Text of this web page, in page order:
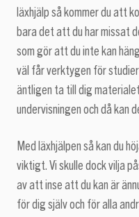
läxhjälp så kommer du att
bara det att du har missat
som gör att du inte kan
väl får verktygen för studier
äntligen ta till dig
undervisningen och då kan
Med läxhjälpen så kan du
viktigt. Vi skulle dock vilja
av att inse att du kan är
för dig själv och för alla